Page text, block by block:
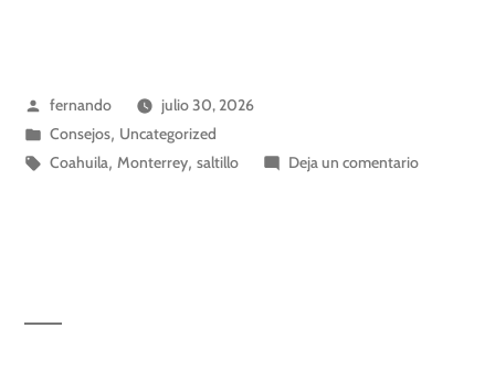
fernando
julio 30, 2026
Consejos, Uncategorized
Coahuila, Monterrey,saltillo Deja un comentario